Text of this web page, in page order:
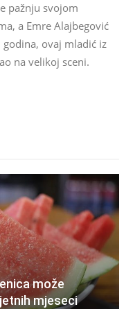
pažnju svojom
a Emre Alajbegović
ovaj mladić iz
na velikoj sceni.
može
mjeseci